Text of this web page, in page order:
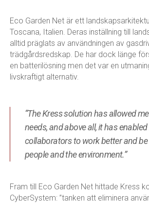
Eco Garden Net är ett
Toscana, Italien. Deras inställning till
alltid präglats av användningen av
trädgårdsredskap. De har dock länge
en batterilösning men det var en
livskraftigt alternativ.
“The Kress solution has allowed
needs, and above all, it has
collaborators to work better and
people and the environment.”
Fram till Eco Garden Net hittade Kress
CyberSystem: ”tanken att eliminera